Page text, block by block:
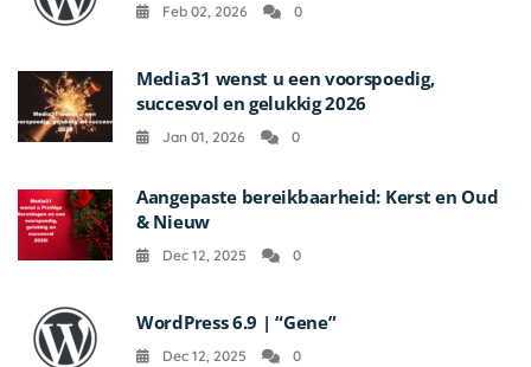
Feb 02, 2026 0
Media31 wenst u een voorspoedig,
succesvol en gelukkig 2026
Jan 01, 2026 0
Aangepaste bereikbaarheid: Kerst en Oud
& Nieuw
Dec 12, 2025 0
WordPress 6.9 | “Gene”
Dec 12, 2025 0